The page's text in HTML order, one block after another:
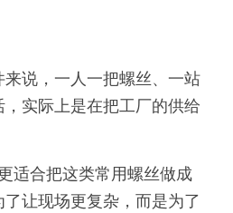
说，一人一把螺丝、一站
实际上是在把工厂的供给
适合把这类常用螺丝做成
让现场更复杂，而是为了